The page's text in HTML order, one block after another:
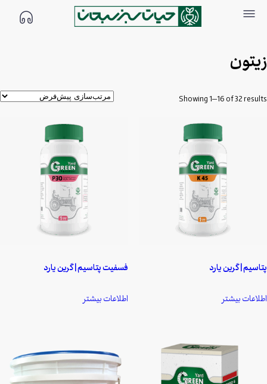
زیتون
Showing 1–16 of 32 results
پتاسیم | گرین یارد
اطلاعات بیشتر
فسفیت پتاسیم | گرین یارد
اطلاعات بیشتر